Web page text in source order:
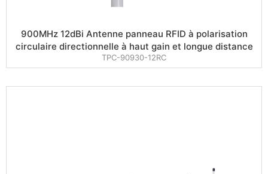
900MHz 12dBi Antenne panneau RFID à polarisation
circulaire directionnelle à haut gain et longue distance
TPC-90930-12RC